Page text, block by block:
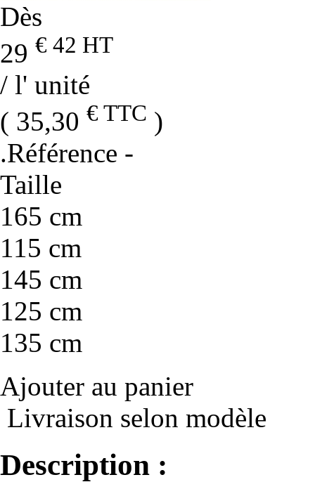
Dès
29 € 42 HT
/ l' unité
( 35,30 € TTC )
.Référence -
Taille
165 cm
115 cm
145 cm
125 cm
135 cm
Ajouter au panier
Livraison selon modèle
Description :